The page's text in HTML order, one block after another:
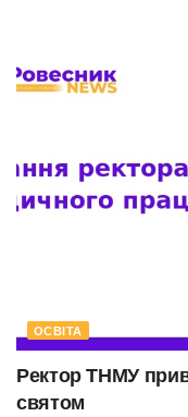
ОСВІТА
Ректор ТНМУ
святом